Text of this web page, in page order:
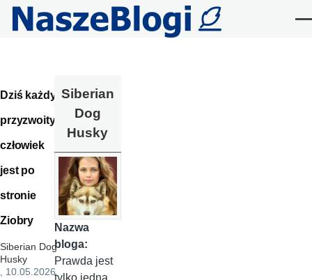
Przejdź do treści
Dziś każdy
przyzwoity
człowiek
jest po
stronie
Ziobry
Siberian Dog
Husky
, 10.05.2026
Siberian
Dog
Husky
Nazwa
bloga:
Prawda jest
tylko jedna